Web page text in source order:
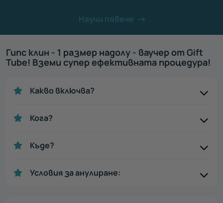
Научи повече
Гипс клин - 1 размер надолу - ваучер от Gift
Tube! Вземи супер ефективната процедура!
Какво включва?
Кога?
Къде?
Условия за анулиране: